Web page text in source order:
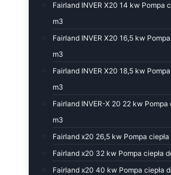
Fairland INVER X20 14 kw Pompa
m3
Fairland INVER X20 16,5 kw
m3
Fairland INVER X20 18,5 kw
m3
Fairland INVER-X 20 22 kw Pompa
m3
Fairland x20 26,5 kw Pompa
Fairland x20 32 kw Pompa ciepła
Fairland x20 40 kw Pompa ciepła